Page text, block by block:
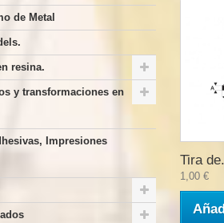
de Metal
resina.
y transformaciones en
Impresiones
Tira
1,00 €